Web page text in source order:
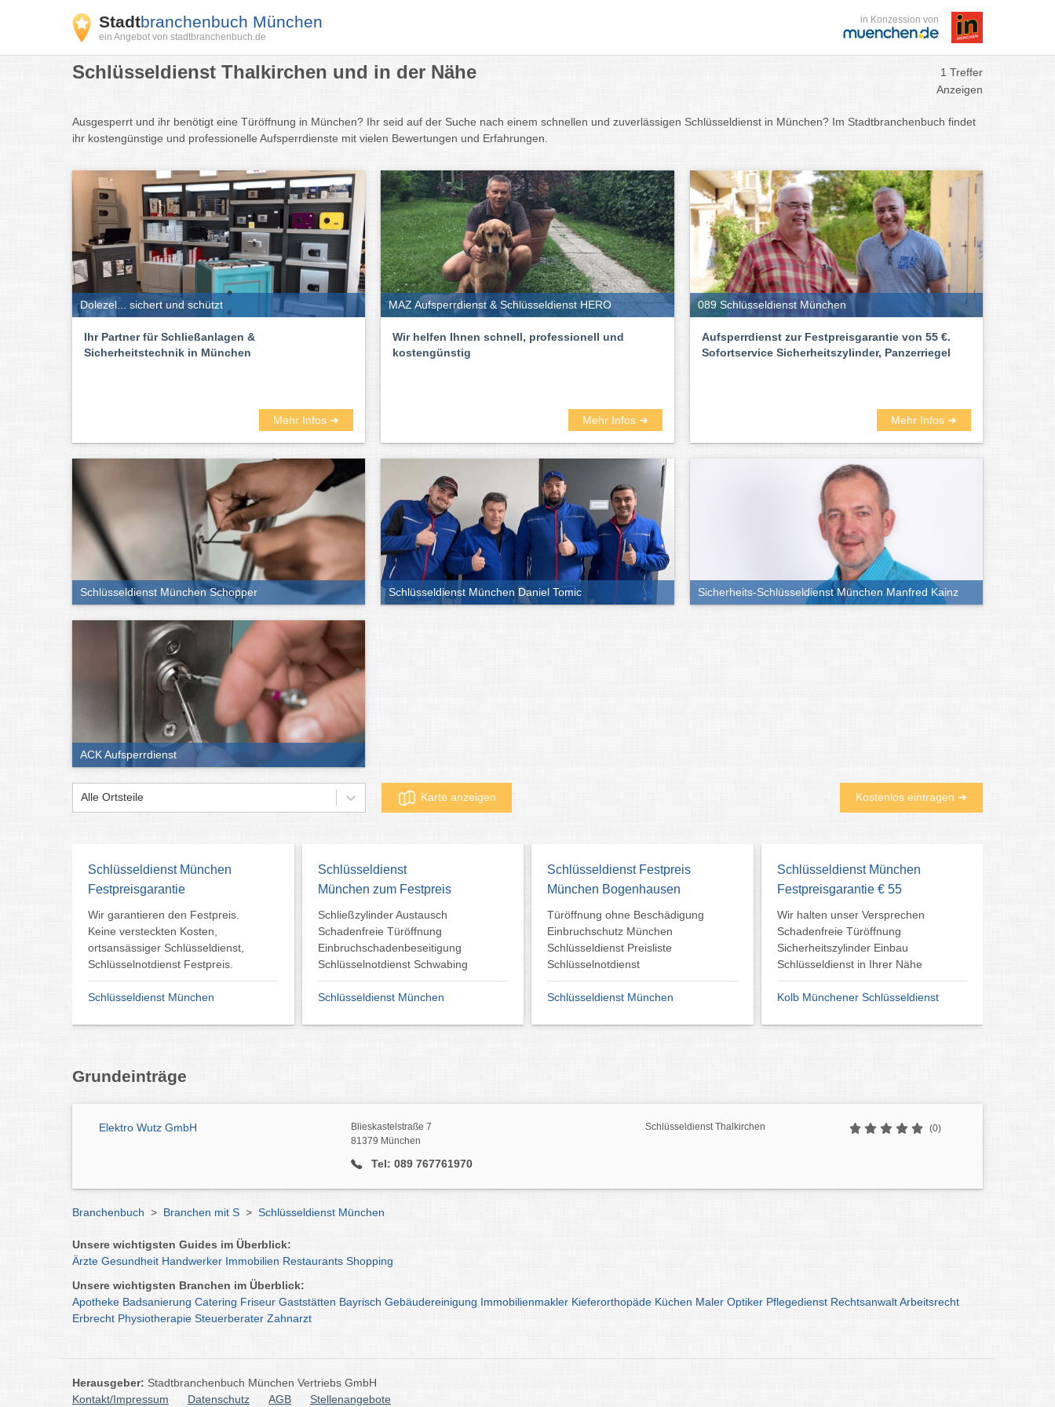
Stadtbranchenbuch München
ein Angebot von stadtbranchenbuch.de
in Konzession von
Schlüsseldienst Thalkirchen und in der Nähe
1 Treffer
Anzeigen
Ausgesperrt und ihr benötigt eine Türöffnung in München? Ihr seid auf der Suche nach einem schnellen und zuverlässigen Schlüsseldienst in München? Im Stadtbranchenbuch findet
ihr kostengünstige und professionelle Aufsperrdienste mit vielen Bewertungen und Erfahrungen.
Dolezel... sichert und schützt
Ihr Partner für Schließanlagen &
Sicherheitstechnik in München
Mehr Infos ➜
MAZ Aufsperrdienst & Schlüsseldienst HERO
Wir helfen Ihnen schnell, professionell und
kostengünstig
Mehr Infos ➜
089 Schlüsseldienst München
Aufsperrdienst zur Festpreisgarantie von 55 €.
Sofortservice Sicherheitszylinder, Panzerriegel
Mehr Infos ➜
Schlüsseldienst München Schopper Schlüsseldienst München Daniel Tomic Sicherheits-Schlüsseldienst München Manfred Kainz
ACK Aufsperrdienst
Alle Ortsteile Karte anzeigen Kostenlos eintragen ➜
Schlüsseldienst München
Festpreisgarantie
Wir garantieren den Festpreis.
Keine versteckten Kosten,
ortsansässiger Schlüsseldienst,
Schlüsselnotdienst Festpreis.
Schlüsseldienst München
Schlüsseldienst
München zum Festpreis
Schließzylinder Austausch
Schadenfreie Türöffnung
Einbruchschadenbeseitigung
Schlüsselnotdienst Schwabing
Schlüsseldienst München
Schlüsseldienst Festpreis
München Bogenhausen
Türöffnung ohne Beschädigung
Einbruchschutz München
Schlüsseldienst Preisliste
Schlüsselnotdienst
Schlüsseldienst München
Schlüsseldienst München
Festpreisgarantie € 55
Wir halten unser Versprechen
Schadenfreie Türöffnung
Sicherheitszylinder Einbau
Schlüsseldienst in Ihrer Nähe
Kolb Münchener Schlüsseldienst
Grundeinträge
Elektro Wutz GmbH
Blieskastelstraße 7
81379 München
Tel: 089 767761970
Schlüsseldienst Thalkirchen (0)
Branchenbuch > Branchen mit S > Schlüsseldienst München
Unsere wichtigsten Guides im Überblick:
Ärzte Gesundheit Handwerker Immobilien Restaurants Shopping
Unsere wichtigsten Branchen im Überblick:
Apotheke Badsanierung Catering Friseur Gaststätten Bayrisch Gebäudereinigung Immobilienmakler Kieferorthopäde Küchen Maler Optiker Pflegedienst RechtsanwaltArbeitsrecht
Erbrecht Physiotherapie Steuerberater Zahnarzt
Herausgeber: Stadtbranchenbuch München Vertriebs GmbH
Kontakt/Impressum
Datenschutz AGB Stellenangebote